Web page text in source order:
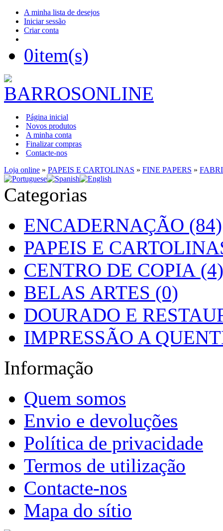
A minha lista de desejos
Iniciar sessão
Criar conta
0item(s)
Página inicial
Novos produtos
A minha conta
Finalizar compras
Contacte-nos
Loja online » PAPEIS E CARTOLINAS » FINE PAPERS »
Categorias
ENCADERNAÇÃO (84)
PAPEIS E
CENTRO DE COPIA (4)
BELAS ARTES (0)
DOURADO E
IMPRESSÃO A
Informação
Quem somos
Envio e devoluções
Política de privacidade
Termos de utilização
Contacte-nos
Mapa do sítio